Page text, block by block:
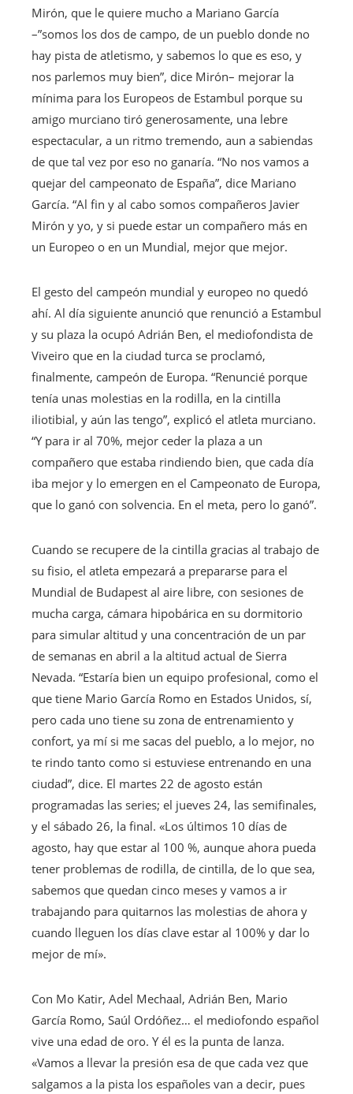
Mirón, que le quiere mucho a Mariano García
–”somos los dos de campo, de un pueblo donde no
hay pista de atletismo, y sabemos lo que es eso, y
nos parlemos muy bien”, dice Mirón– mejorar la
mínima para los Europeos de Estambul porque su
amigo murciano tiró generosamente, una lebre
espectacular, a un ritmo tremendo, aun a sabiendas
de que tal vez por eso no ganaría. “No nos vamos a
quejar del campeonato de España”, dice Mariano
García. “Al fin y al cabo somos compañeros Javier
Mirón y yo, y si puede estar un compañero más en
un Europeo o en un Mundial, mejor que mejor.
El gesto del campeón mundial y europeo no quedó
ahí. Al día siguiente anunció que renunció a Estambul
y su plaza la ocupó Adrián Ben, el mediofondista de
Viveiro que en la ciudad turca se proclamó,
finalmente, campeón de Europa. “Renuncié porque
tenía unas molestias en la rodilla, en la cintilla
iliotibial, y aún las tengo”, explicó el atleta murciano.
“Y para ir al 70%, mejor ceder la plaza a un
compañero que estaba rindiendo bien, que cada día
iba mejor y lo emergen en el Campeonato de Europa,
que lo ganó con solvencia. En el meta, pero lo ganó”.
Cuando se recupere de la cintilla gracias al trabajo de
su fisio, el atleta empezará a prepararse para el
Mundial de Budapest al aire libre, con sesiones de
mucha carga, cámara hipobárica en su dormitorio
para simular altitud y una concentración de un par
de semanas en abril a la altitud actual de Sierra
Nevada. “Estaría bien un equipo profesional, como el
que tiene Mario García Romo en Estados Unidos, sí,
pero cada uno tiene su zona de entrenamiento y
confort, ya mí si me sacas del pueblo, a lo mejor, no
te rindo tanto como si estuviese entrenando en una
ciudad”, dice. El martes 22 de agosto están
programadas las series; el jueves 24, las semifinales,
y el sábado 26, la final. «Los últimos 10 días de
agosto, hay que estar al 100 %, aunque ahora pueda
tener problemas de rodilla, de cintilla, de lo que sea,
sabemos que quedan cinco meses y vamos a ir
trabajando para quitarnos las molestias de ahora y
cuando lleguen los días clave estar al 100% y dar lo
mejor de mí».
Con Mo Katir, Adel Mechaal, Adrián Ben, Mario
García Romo, Saúl Ordóñez… el mediofondo español
vive una edad de oro. Y él es la punta de lanza.
«Vamos a llevar la presión esa de que cada vez que
salgamos a la pista los españoles van a decir, pues